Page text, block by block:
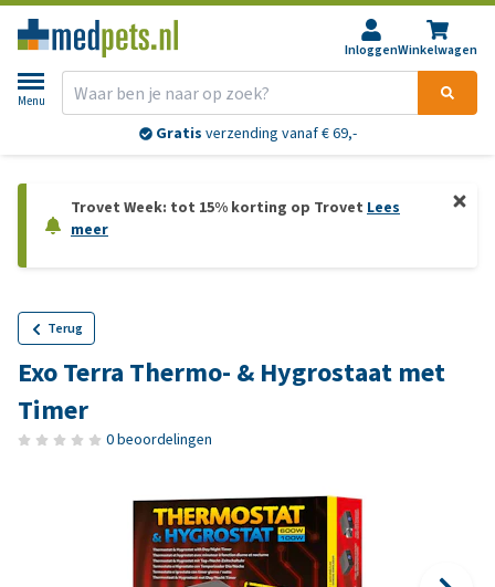
InloggenWinkelwagen
Menu
Gratis verzending vanaf € 69,-
Trovet Week: tot 15% korting op Trovet Lees
meer
Terug
Exo Terra Thermo- & Hygrostaat met
Timer
0 beoordelingen